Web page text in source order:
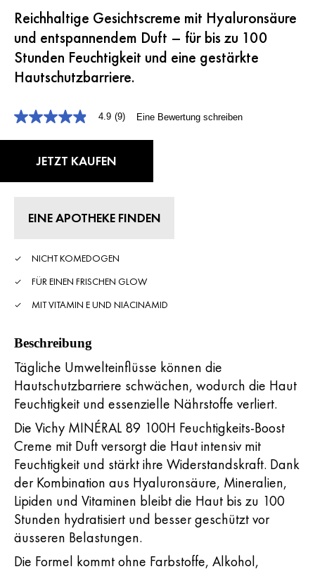
Reichhaltige Gesichtscreme mit Hyaluronsäure
und entspannendem Duft – für bis zu 100
Stunden Feuchtigkeit und eine gestärkte
Hautschutzbarriere.
4.9
5
Sternen,
durchschnittlicher
Reviews.
Link
Seite.
4.9 (9) Eine Bewertung schreiben
JETZT KAUFEN
EINE APOTHEKE FINDEN
NICHT KOMEDOGEN
FÜR EINEN FRISCHEN GLOW
MIT VITAMIN E UND NIACINAMID
Beschreibung
Tägliche Umwelteinflüsse können die
Hautschutzbarriere schwächen, wodurch die Haut
Feuchtigkeit und essenzielle Nährstoffe verliert.
Die Vichy MINÉRAL 89 100H Feuchtigkeits-Boost
Creme mit Duft versorgt die Haut intensiv mit
Feuchtigkeit und stärkt ihre Widerstandskraft. Dank
der Kombination aus Hyaluronsäure, Mineralien,
Lipiden und Vitaminen bleibt die Haut bis zu 100
Stunden hydratisiert und besser geschützt vor
äusseren Belastungen.
Die Formel kommt ohne Farbstoffe, Alkohol,